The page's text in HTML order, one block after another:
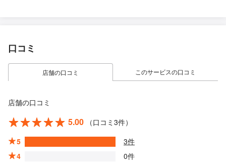
口コミ
店舗の口コミ このサービスの口コミ
店舗の口コミ
5.00
（口コミ3件）
5
3件
4
0件